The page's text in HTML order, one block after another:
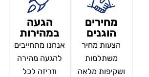
מחירים
הוגנים
הצעות מחיר
משתלמות
ושקיפות מלאה
הגעה
במהירות
אנחנו מתחייבים
להגעה מהירה
וזריזה לכל